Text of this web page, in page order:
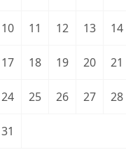
10 11 12 13 14
17 18 19 20 21
24 25 26 27 28
31